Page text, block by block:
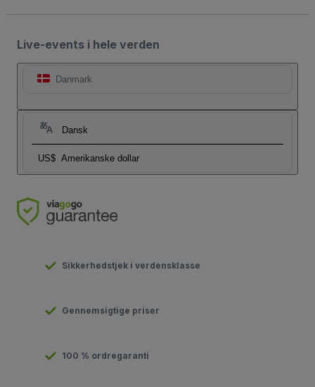
Live-events i hele verden
Danmark
Dansk
US$ Amerikanske dollar
Sikkerhedstjek i verdensklasse
Gennemsigtige priser
100 % ordregaranti